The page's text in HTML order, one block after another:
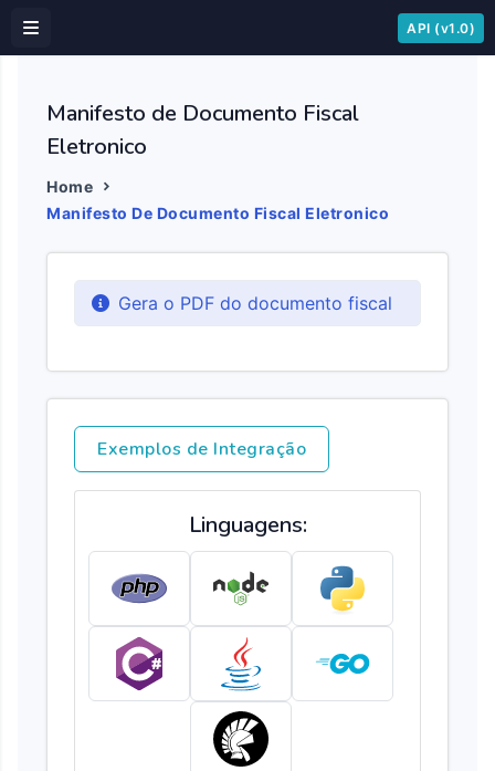
API (v1.0)
Manifesto de Documento Fiscal
Eletronico
Home
Manifesto De Documento Fiscal Eletronico
Gera o PDF do documento fiscal
Exemplos de Integração
Linguagens: